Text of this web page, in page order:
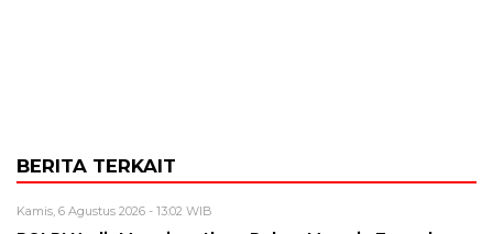
BERITA TERKAIT
Kamis, 6 Agustus 2026 - 13:02 WIB